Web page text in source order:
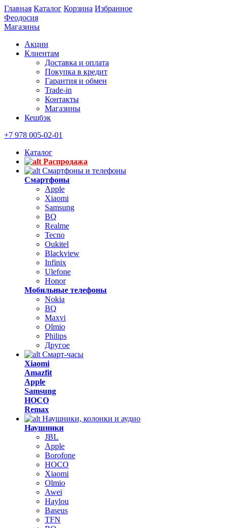
Главная Каталог Корзина Избранное
Феодосия
Магазины
Акции
Клиентам
Доставка и оплата
Покупка в кредит
Гарантия и обмен
Trade-in
Контакты
Магазины
Кешбэк
+7 978 005-02-01
Каталог
Распродажа
Смартфоны и телефоны
Смартфоны
Apple
Xiaomi
Samsung
BQ
Realme
Tecno
Oukitel
Blackview
Infinix
Ulefone
Honor
Мобильные телефоны
Nokia
BQ
Maxvi
Olmio
Philips
Другое
Смарт-часы
Xiaomi
Amazfit
Apple
Samsung
HOCO
Remax
Наушники, колонки и аудио
Наушники
JBL
Apple
Borofone
HOCO
Xiaomi
Olmio
Awei
Haylou
Baseus
TFN